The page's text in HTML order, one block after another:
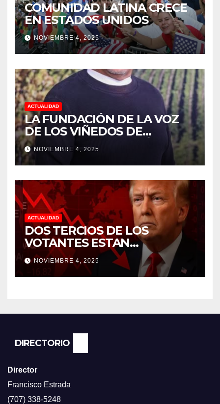
COMUNIDAD LATINA CRECE
EN ESTADOS UNIDOS
NOVIEMBRE 4, 2025
ACTUALIDAD
LA FUNDACIÓN DE LA VOZ
DE LOS VIÑEDOS DE
SONOMA RECONOCIÓ A
CUATRO “ EMPLEADOS DEL
MES” POR SU LIDERAZGO Y
DEDICACIÓN EN LOS
VIÑEDOS
NOVIEMBRE 4, 2025
ACTUALIDAD
DOS TERCIOS DE LOS
VOTANTES ESTAN
FRUSTRADOS CON TRUMP
PORQUE EL COSTO DE VIDA
CADA DIA SUBE Y LA
NEWS.
NOVIEMBRE 4, 2025
DIRECTORIO
Director
Francisco Estrada
(707) 338-5248